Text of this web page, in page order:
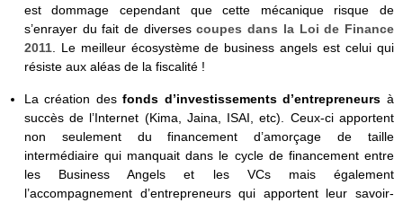
est dommage cependant que cette mécanique risque de
s’enrayer du fait de diversescoupes dans la Loi de Finance
2011. Le meilleur écosystème de business angels est celui qui
résiste aux aléas de la fiscalité !
La création desfonds d’investissements d’entrepreneursà
succès de l’Internet (Kima, Jaina, ISAI, etc). Ceux-ci apportent
non seulement du financement d’amorçage de taille
intermédiaire qui manquait dans le cycle de financement entre
les Business Angels et les VCs mais également
l’accompagnement d’entrepreneurs qui apportent leur savoir-